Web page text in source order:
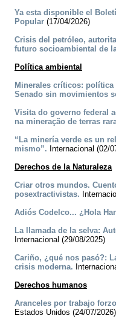
Ya esta disponible el
Popular (17/04/2026)
Crisis del petróleo,
futuro socioambiental de
Política ambiental
Minerales críticos: política
Senado sin movimientos
Visita do governo federal
na mineração de terras
“La minería verde es un
mismo”. Internacional (02/
Derechos de la Naturaleza
Criar otros mundos.
posextractivistas.
­Adiós Codelco... ¿Hola
La llamada de la selva:
Internacional (29/08/2025)
Cariño, ¿qué nos pasó?:
crisis moderna.
Derechos humanos
Aranceles por trabajo
Estados Unidos (24/07/2026)